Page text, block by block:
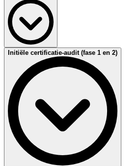
Na ontvangst van de ondertekende
planningsafdeling van DEKRA binnen 10
opnemen voor het inplannen van de audit.
audit wordt rekening gehouden met de
de locatie van de audit, de beschikbaarheid
auditor en eventuele te bezoeken
de accreditatierichtlijnen.
Initiële certificatie-audit (fase 1 en 2)